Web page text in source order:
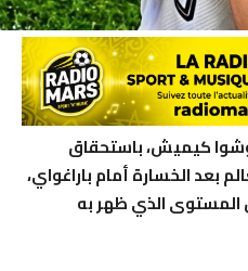
كيميش، باستحقاق
بعد الخسارة أمام باراغواي،
المستوى الذي ظهر به